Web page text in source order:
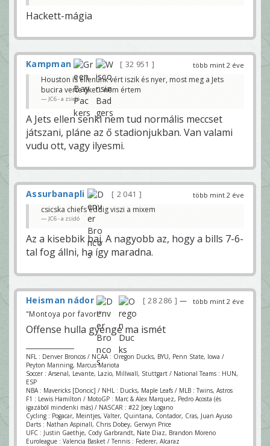
Hackett-mágia
több mint 2 éve
Kampman
32 951
Houston is ellenünk vért iszik és nyer, most meg a Jets
bucira verte őket.. nem értem
JC6 - a zsidó
A Jets ellen senki nem tud normális meccset
játszani, pláne az ő stadionjukban. Van valami
vudu ott, vagy ilyesmi.
több mint 2 éve
Assurbanapli
2 041
csicska chiefs eddig viszi a mixem
JC6 - a zsidó
Az a kisebbik baj. A nagyobb az, hogy a bills 7-6-
tal fog állni, ha így maradna.
több mint 2 éve
Heisman nádor 28 286
—
"Montoya por favor!"
Offense hulla gyenge ma ismét
NFL : Denver Broncos / NCAA : Oregon Ducks, BYU, Penn State, Iowa /
Peyton Manning, Marcus Mariota
Soccer : Arsenal, Levante, Lazio, Millwall, Stuttgart / National Teams : HUN,
ESP
NBA : Mavericks [Doncic] / NHL : Ducks, Maple Leafs / MLB : Twins, Astros
F1 : Lewis Hamilton / MotoGP : Marc & Alex Marquez, Pedro Acosta (és
igazából mindenki más) / NASCAR : #22 Joey Logano
Cycling : Pogacar, Meintjes, Valter, Quintana, Contador, Cras, Juan Ayuso
Darts : Nathan Aspinall, Chris Dobey, Gerwyn Price
UFC : Justin Gaethje, Cody Garbrandt, Nate Diaz, Brandon Moreno
Euroleague : Valencia Basket / Tennis : Federer, Alcaraz